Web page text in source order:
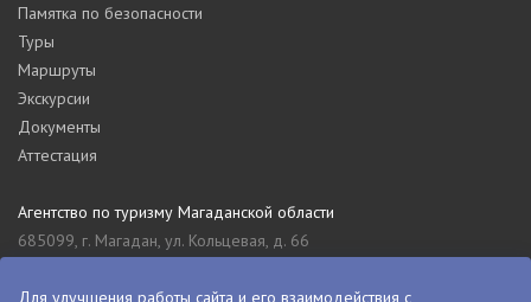
Памятка по безопасности
Туры
Маршруты
Экскурсии
Документы
Аттестация
Агентство по туризму Магаданской области
685099, г. Магадан, ул. Кольцевая, д. 66
8 (4132) 61-76-67
Для улучшения работы сайта и его взаимодействия с